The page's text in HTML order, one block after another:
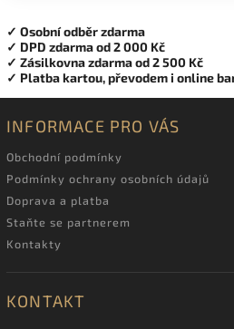
✓ Osobní odběr zdarma
✓ DPD zdarma od 2 000 Kč
✓ Zásilkovna zdarma od 2 500 Kč
✓ Platba kartou, převodem i online
INFORMACE PRO VÁS
Obchodní podmínky
Podmínky ochrany osobních údajů
Doprava a platba
Staňte se partnerem
Kontakty
KONTAKT